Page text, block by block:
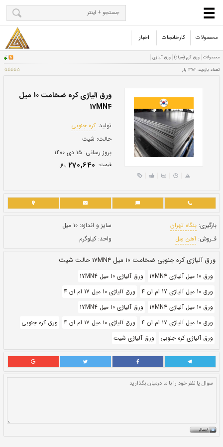
محصولات کارخانجات اخبار
ورق آلیاژی کره ضخامت 10 میل
17MN4
تولید:کره جنوبی
حالت:
بروز رسانی:
قيمت: 270,640ريال
سایز و اندازه:۱۰ میل